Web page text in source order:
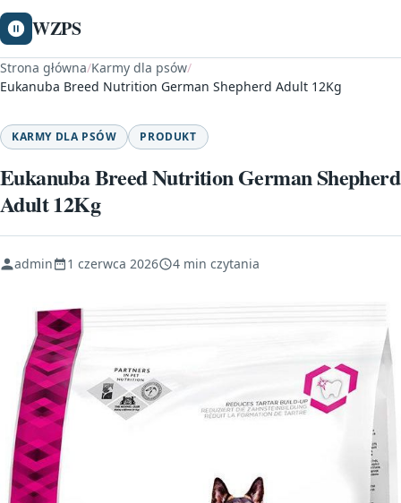
WZPS
Strona główna/Karmy dla psów/
Eukanuba Breed Nutrition German Shepherd Adult 12Kg
KARMY DLA PSÓW PRODUKT
Eukanuba Breed Nutrition German Shepherd
Adult 12Kg
admin 1 czerwca 2026 4 min czytania